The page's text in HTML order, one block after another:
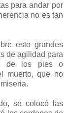
para andar por
no es tan
esto grandes
de agilidad para
de los pies o
muerto, que no
se colocó las